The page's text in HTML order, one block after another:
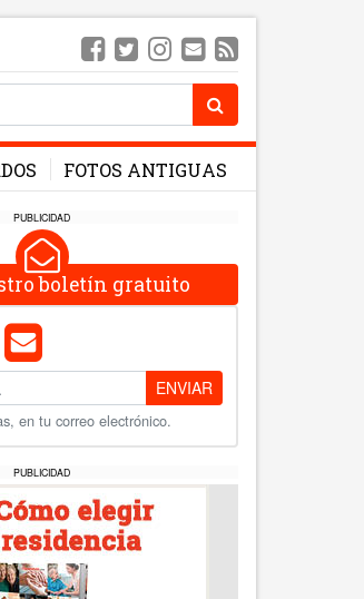
FOTOS ANTIGUAS
PUBLICIDAD
boletín gratuito
ENVIAR
en tu correo electrónico.
PUBLICIDAD